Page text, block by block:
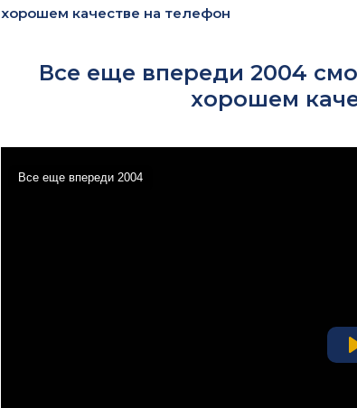
хорошем качестве на телефон
Все еще впереди 2004
хорошем
Все еще впереди 2004